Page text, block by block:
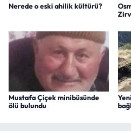
Nerede o eski ahilik kültürü?
Mustafa Çiçek minibüsünde
ölü bulundu